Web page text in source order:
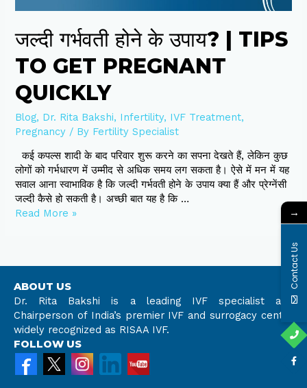
जल्दी गर्भवती होने के उपाय? | TIPS
TO GET PREGNANT
QUICKLY
Blog, Dr. Rita Bakshi, Infertility, IVF Treatment,
Pregnancy / By Fertility Specialist
कई कपल्स शादी के बाद परिवार शुरू करने का सपना देखते हैं, लेकिन कुछ
लोगों को गर्भधारण में उम्मीद से अधिक समय लग सकता है। ऐसे में मन में यह
सवाल आना स्वाभाविक है कि जल्दी गर्भवती होने के उपाय क्या हैं और प्रेग्नेंसी
जल्दी कैसे हो सकती है। अच्छी बात यह है कि …
Read More »
ABOUT US
Dr. Rita Bakshi is a leading IVF specialist and
Chairperson of India’s premier IVF and surrogacy center
widely recognized as RISAA IVF.
FOLLOW US
→
Contact Us